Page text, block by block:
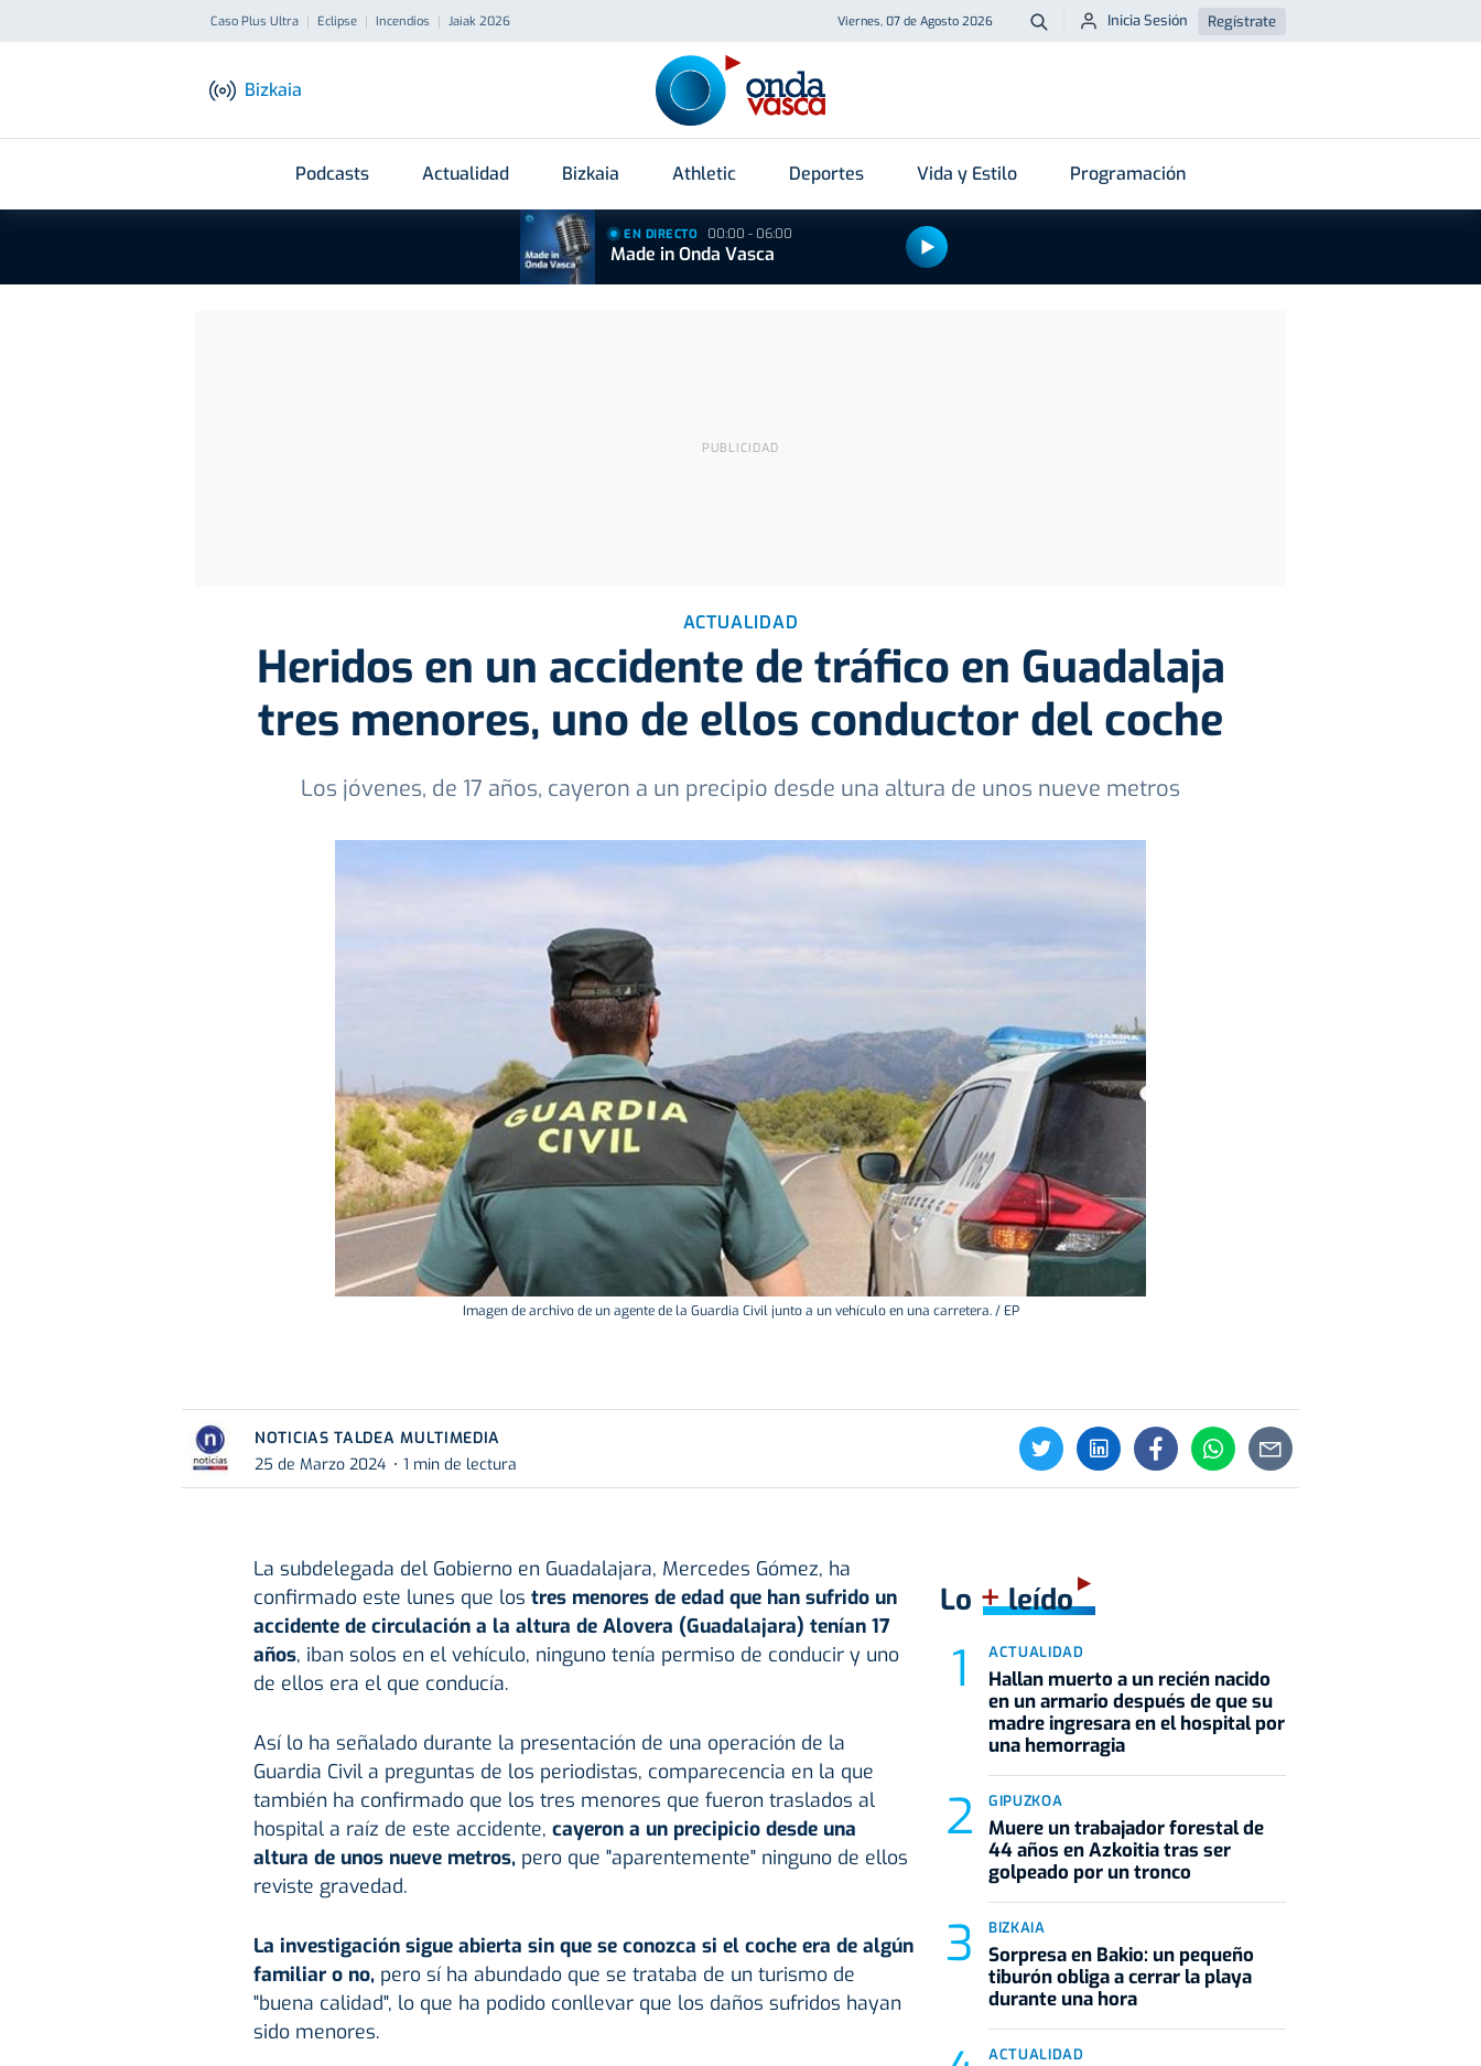
Caso Plus Ultra Eclipse Incendios Jaiak 2026 Viernes, 07 de Agosto 2026 Buscar
Inicia Sesión Regístrate
Bizkaia
Podcasts Actualidad Bizkaia Athletic Deportes Vida y Estilo Programación
EN DIRECTO 00:00 - 06:00
Made in Onda Vasca
ACTUALIDAD
Heridos en un accidente de tráfico en Guadalaja
tres menores, uno de ellos conductor del coche
Los jóvenes, de 17 años, cayeron a un precipio desde una altura de unos nueve metros
Imagen de archivo de un agente de la Guardia Civil junto a un vehículo en una carretera. / EP
NOTICIAS TALDEA MULTIMEDIA
25 de Marzo 2024
1 min de lectura
La subdelegada del Gobierno en Guadalajara, Mercedes Gómez, ha
confirmado este lunes que los tres menores de edad que han sufrido un
accidente de circulación a la altura de Alovera (Guadalajara) tenían 17
años, iban solos en el vehículo, ninguno tenía permiso de conducir y uno
de ellos era el que conducía.
Así lo ha señalado durante la presentación de una operación de la
Guardia Civil a preguntas de los periodistas, comparecencia en la que
también ha confirmado que los tres menores que fueron traslados al
hospital a raíz de este accidente, cayeron a un precipicio desde una
altura de unos nueve metros,pero que "aparentemente" ninguno de ellos
reviste gravedad.
La investigación sigue abierta sin que se conozca si el coche era de algún
familiar o no, pero sí ha abundado que se trataba de un turismo de
"buena calidad", lo que ha podido conllevar que los daños sufridos hayan
sido menores.
Lo +leído
ACTUALIDAD
Hallan muerto a un recién nacido
en un armario después de que su
madre ingresara en el hospital por
una hemorragia
GIPUZKOA
Muere un trabajador forestal de
44 años en Azkoitia tras ser
golpeado por un tronco
BIZKAIA
Sorpresa en Bakio: un pequeño
tiburón obliga a cerrar la playa
durante una hora
ACTUALIDAD